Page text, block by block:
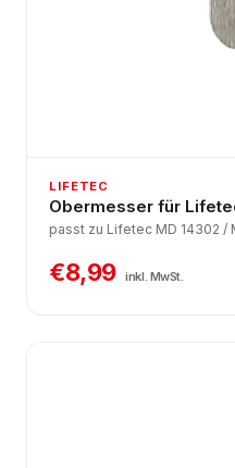
LIFETEC
Obermesser für
passt zu Lifetec MD 14302 /
€8,99 inkl. MwSt.